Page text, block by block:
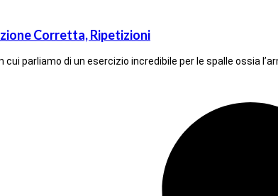
Corretta, Ripetizioni
parliamo di un esercizio incredibile per le spalle ossia